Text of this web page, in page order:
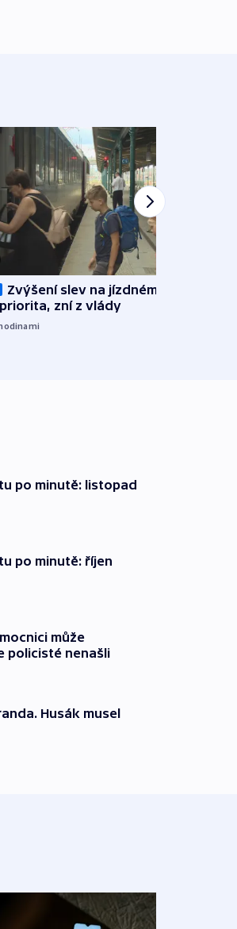
Zvýšení slev na jízdném teď
zní z vlády
po minutě: listopad
po minutě: říjen
může
policisté nenašli
Husák musel